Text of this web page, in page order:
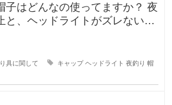
はどんなの使ってますか？ 夜
と、ヘッドライトがズレないよ
具に関して キャップ ヘッドライト 夜釣り 帽